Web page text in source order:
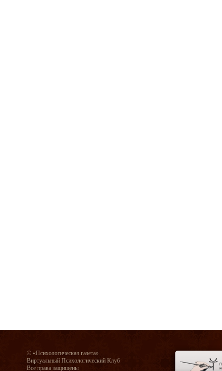
© «Психологическая газета»
Виртуальный Психологический Клуб
Все права защищены